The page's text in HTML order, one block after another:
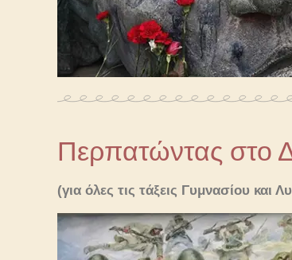
Περπατώντας στο
(για όλες τις τάξεις Γυμνασίου και